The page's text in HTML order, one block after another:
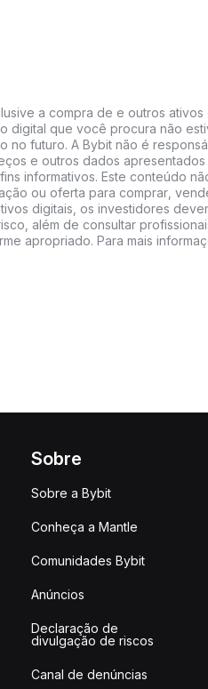
a compra de e outros
digital que você procura não
no futuro. A Bybit não é
e outros dados
informativos. Este conteúdo
ou oferta para comprar,
digitais, os investidores
além de consultar
apropriado. Para mais
Sobre
Sobre a Bybit
Conheça a Mantle
Comunidades Bybit
Anúncios
Declaração de
divulgação de riscos
Canal de denúncias